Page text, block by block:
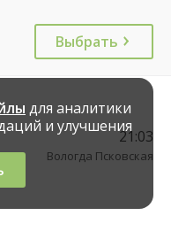
Выбрать
21:03
Вологда Псковская
для аналитики
и улучшения